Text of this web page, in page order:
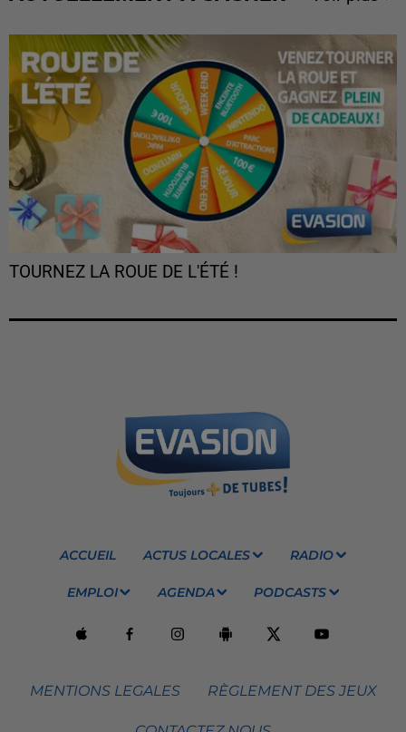
TOURNEZ LA ROUE DE L'ÉTÉ !
ACCUEIL ACTUS LOCALES RADIO
EMPLOI AGENDA PODCASTS
MENTIONS LEGALES RÈGLEMENT DES JEUX